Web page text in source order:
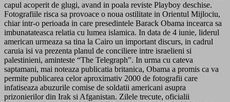
capul acoperit de glugi, avand in poala reviste Playboy deschise.
Fotografiile risca sa provoace o noua ostilitate in Orientul Mijlociu,
chiar intr-o perioada in care presedintele Barack Obama incearca sa
imbunatateasca relatia cu lumea islamica. In data de 4 iunie, liderul
american urmeaza sa tina la Cairo un important discurs, in cadrul
caruia isi va prezenta planul de conciliere intre israelieni si
palestinieni, aminteste “The Telegraph”. In urma cu cateva
saptamani, mai noteaza publicatia britanica, Obama a promis ca va
permite publicarea celor aproximativ 2000 de fotografii care
infatiseaza abuzurile comise de soldatii americani asupra
prizonierilor din Irak si Afganistan. Zilele trecute, oficialii